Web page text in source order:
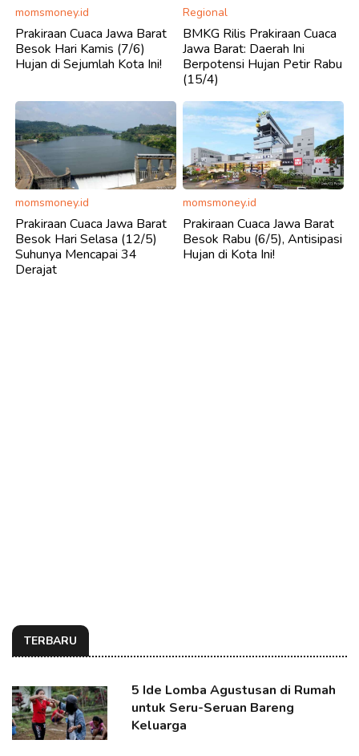
momsmoney.id
Prakiraan Cuaca Jawa Barat
Besok Hari Kamis (7/6)
Hujan di Sejumlah Kota Ini!
Regional
BMKG Rilis Prakiraan Cuaca
Jawa Barat: Daerah Ini
Berpotensi Hujan Petir Rabu
(15/4)
momsmoney.id
Prakiraan Cuaca Jawa Barat
Besok Hari Selasa (12/5)
Suhunya Mencapai 34
Derajat
momsmoney.id
Prakiraan Cuaca Jawa Barat
Besok Rabu (6/5), Antisipasi
Hujan di Kota Ini!
TERBARU
5 Ide Lomba Agustusan di Rumah
untuk Seru-Seruan Bareng
Keluarga